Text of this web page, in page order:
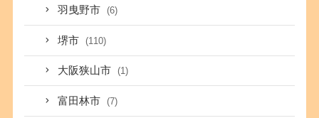
羽曳野市 (6)
堺市 (110)
大阪狭山市 (1)
富田林市 (7)